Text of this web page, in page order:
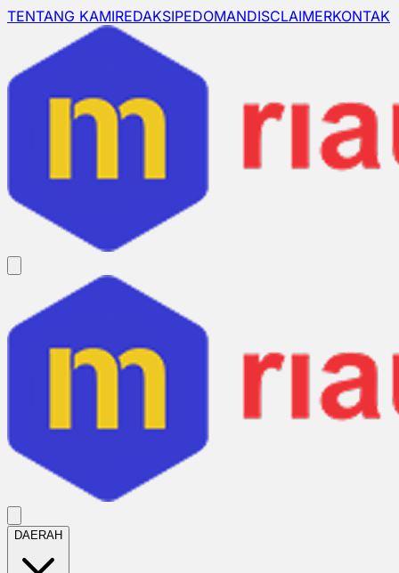
TENTANG KAMIREDAKSIPEDOMANDISCLAIMERKONTAK
DAERAH